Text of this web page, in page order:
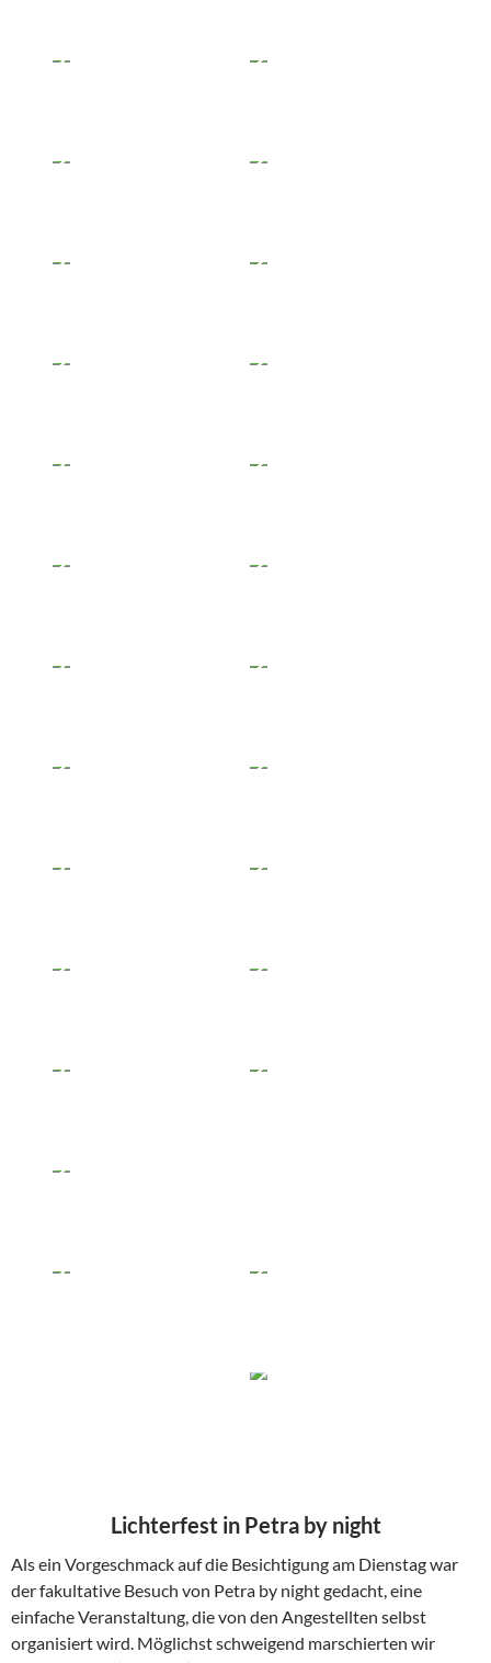
Lichterfest in Petra by night
Als ein Vorgeschmack auf die Besichtigung am Dienstag war
der fakultative Besuch von Petra by night gedacht, eine
einfache Veranstaltung, die von den Angestellten selbst
organisiert wird. Möglichst schweigend marschierten wir